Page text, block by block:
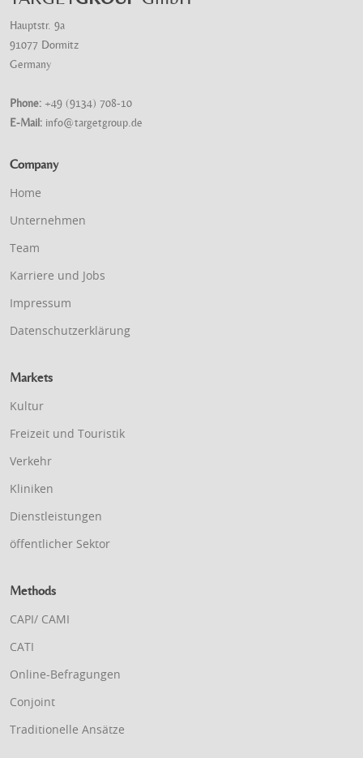
Hauptstr. 9a
91077 Dormitz
Germany
Phone: +49 (9134) 708-10
E-Mail: info@targetgroup.de
Company
Home
Unternehmen
Team
Karriere und Jobs
Impressum
Datenschutzerklärung
Markets
Kultur
Freizeit und Touristik
Verkehr
Kliniken
Dienstleistungen
öffentlicher Sektor
Methods
CAPI/ CAMI
CATI
Online-Befragungen
Conjoint
Traditionelle Ansätze